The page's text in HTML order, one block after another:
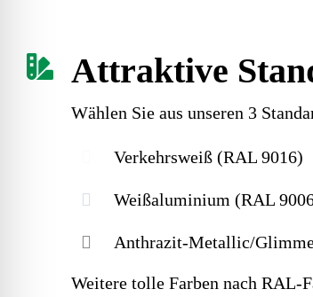
Attraktive
Wählen Sie aus unseren 3
Verkehrsweiß (RAL 9016)
Weißaluminium (RAL
Anthrazit-Metallic/
Weitere tolle Farben nach RAL-